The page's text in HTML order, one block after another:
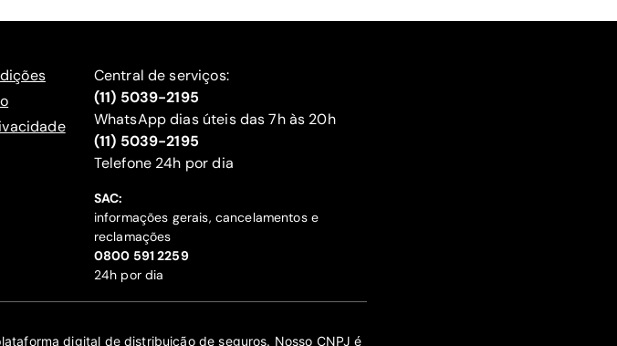
Central de serviços:
(11) 5039-2195
WhatsApp dias úteis das 7h às 20h
(11) 5039-2195
‍Telefone 24h por dia
SAC:
informações gerais, cancelamentos e
reclamações
‍0800 591 2259
24h por dia
digital de distribuição de seguros. Nosso CNPJ é